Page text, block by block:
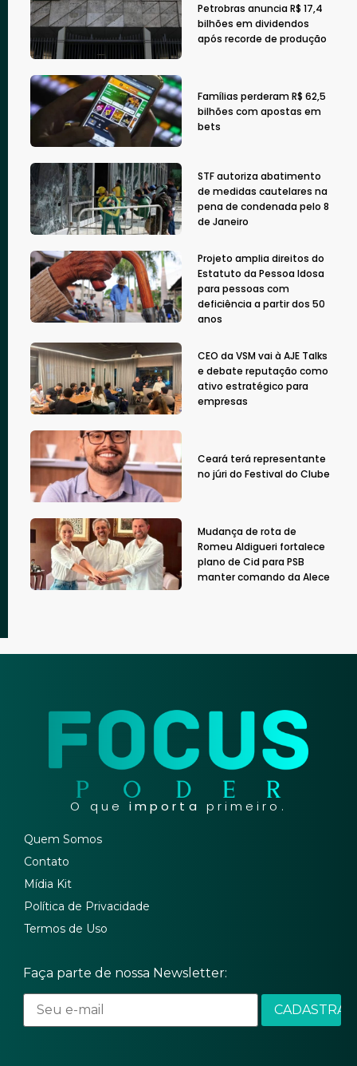
Petrobras anuncia R$ 17,4
bilhões em dividendos
após recorde de produção
Famílias perderam R$ 62,5
bilhões com apostas em
bets
STF autoriza abatimento
de medidas cautelares na
pena de condenada pelo 8
de Janeiro
Projeto amplia direitos do
Estatuto da Pessoa Idosa
para pessoas com
deficiência a partir dos 50
anos
CEO da VSM vai à AJE Talks
e debate reputação como
ativo estratégico para
empresas
Ceará terá representante
no júri do Festival do Clube
Mudança de rota de
Romeu Aldigueri fortalece
plano de Cid para PSB
manter comando da Alece
O que importa primeiro.
Quem Somos
Contato
Mídia Kit
Política de Privacidade
Termos de Uso
Faça parte de nossa Newsletter: